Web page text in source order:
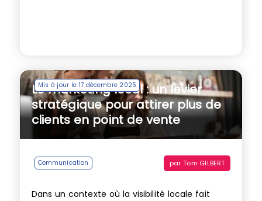
Mis à jour le 17 décembre 2025
Le marketing local : un levier
stratégique pour attirer plus de
clients en point de vente
Communication parTom GILBERT
Dans un contexte où la visibilité locale fait